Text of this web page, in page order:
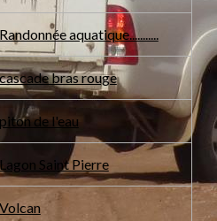
Randonnée aquatique...........
bras rouge
piton de l'eau
Saint Pierre
Volcan